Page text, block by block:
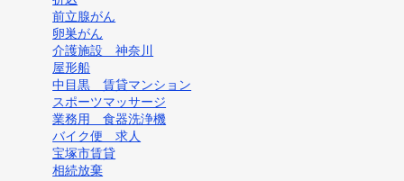
前立腺がん
卵巣がん
介護施設 神奈川
屋形船
中目黒 賃貸マンション
スポーツマッサージ
業務用 食器洗浄機
バイク便 求人
宝塚市賃貸
相続放棄